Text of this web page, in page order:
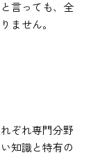
言っても、全
ません。
ぞれ専門分野
知識と特有の